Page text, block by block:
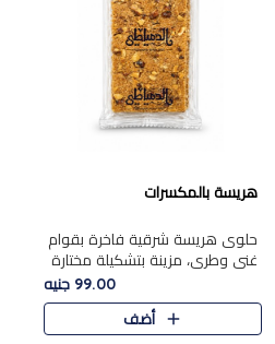
هريسة بالمكسرات
حلوى هريسة شرقية فاخرة بقوام
غني وطري، مزينة بتشكيلة مختارة
من المكسرات الفاخرة التي تضيف
قرمشة مميزة ونكهة غنية في كل
قطعة. تجمع بين المذاق..
99.00 جنيه
أضف